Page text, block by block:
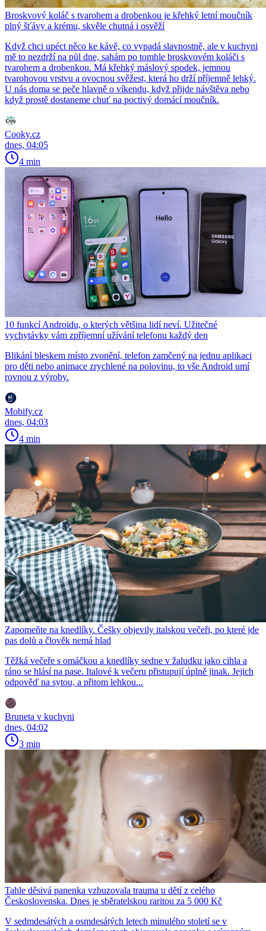
Broskvový koláč s tvarohem a drobenkou je křehký letní moučník
plný šťávy a krému, skvěle chutná i osvěží
Když chci upéct něco ke kávě, co vypadá slavnostně, ale v kuchyni
mě to nezdrží na půl dne, sahám po tomhle broskvovém koláči s
tvarohem a drobenkou. Má křehký máslový spodek, jemnou
tvarohovou vrstvu a ovocnou svěžest, která ho drží příjemně lehký.
U nás doma se peče hlavně o víkendu, když přijde návštěva nebo
když prostě dostaneme chuť na poctivý domácí moučník.
Cooky.cz
dnes, 04:05
4 min
10 funkcí Androidu, o kterých většina lidí neví. Užitečné
vychytávky vám zpříjemní užívání telefonu každý den
Blikání bleskem místo zvonění, telefon zamčený na jednu aplikaci
pro děti nebo animace zrychlené na polovinu, to vše Android umí
rovnou z výroby.
Mobify.cz
dnes, 04:03
4 min
Zapomeňte na knedlíky. Češky objevily italskou večeři, po které jde
pas dolů a člověk nemá hlad
Těžká večeře s omáčkou a knedlíky sedne v žaludku jako cihla a
ráno se hlásí na pase. Italové k večeru přistupují úplně jinak. Jejich
odpověď na sytou, a přitom lehkou...
Bruneta v kuchyni
dnes, 04:02
3 min
Tahle děsivá panenka vzbuzovala trauma u dětí z celého
Československa. Dnes je sběratelskou raritou za 5 000 Kč
V sedmdesátých a osmdesátých letech minulého století se v